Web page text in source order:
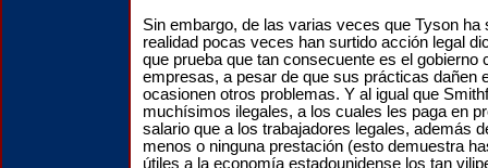
Sin embargo, de las varias veces que Tyson ha
realidad pocas veces han surtido acción legal
que prueba que tan consecuente es el gobierno
empresas, a pesar de que sus prácticas dañen
ocasionen otros problemas. Y al igual que
muchísimos ilegales, a los cuales les paga en
salario que a los trabajadores legales, además
menos o ninguna prestación (esto demuestra
útiles a la economía estadounidense los tan